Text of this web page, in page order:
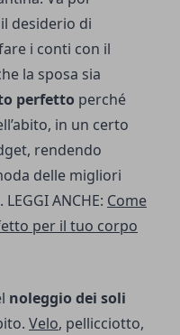
desiderio di
i conti con il
la sposa sia
perfetto perché
in un certo
rendendo
delle migliori
ANCHE: Come
per il tuo corpo
noleggio dei soli
Velo, pellicciotto,